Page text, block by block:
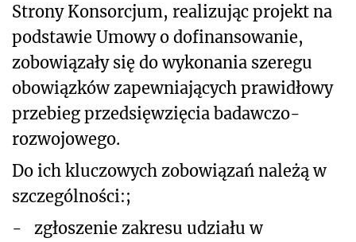
Strony Konsorcjum, realizując projekt na
podstawie Umowy o dofinansowanie,
zobowiązały się do wykonania szeregu
obowiązków zapewniających prawidłowy
przebieg przedsięwzięcia badawczo-
rozwojowego.
Do ich kluczowych zobowiązań należą w
szczególności:;
- zgłoszenie zakresu udziału w